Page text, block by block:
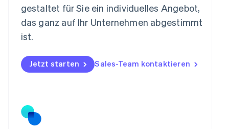
gestaltet für Sie ein individuelles Angebot,
das ganz auf Ihr Unternehmen abgestimmt
ist.
Jetzt starten Sales-Team kontaktieren
Norwegen
English
Polen
English
Portugal
Schweden
Svenska